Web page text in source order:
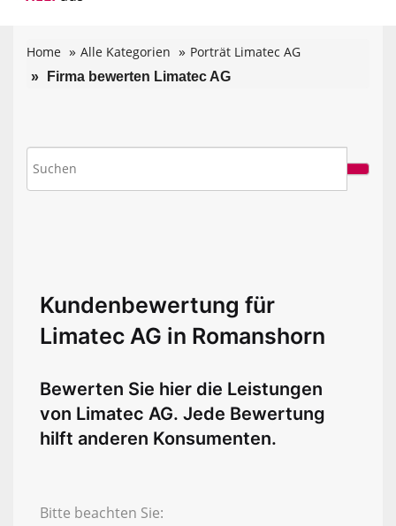
Home Alle Kategorien Porträt Limatec AG
Firma bewerten Limatec AG
Kundenbewertung für
Limatec AG in Romanshorn
Bewerten Sie hier die Leistungen
von Limatec AG. Jede Bewertung
hilft anderen Konsumenten.
Bitte beachten Sie: